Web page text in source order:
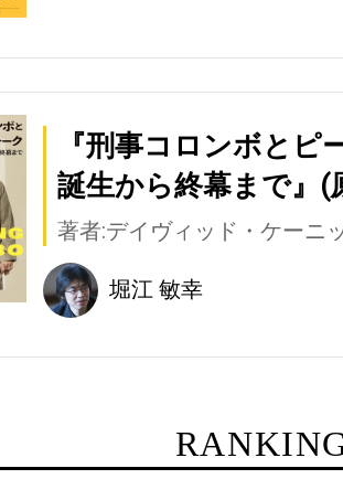
『刑事コロンボとピ
誕生から終幕まで』(
著者:デイヴィッド・ケーニ
堀江 敏幸